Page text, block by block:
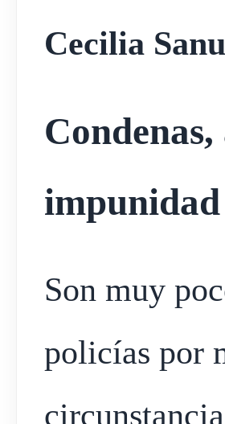
Cecilia
impunidad
Son muy
policías por